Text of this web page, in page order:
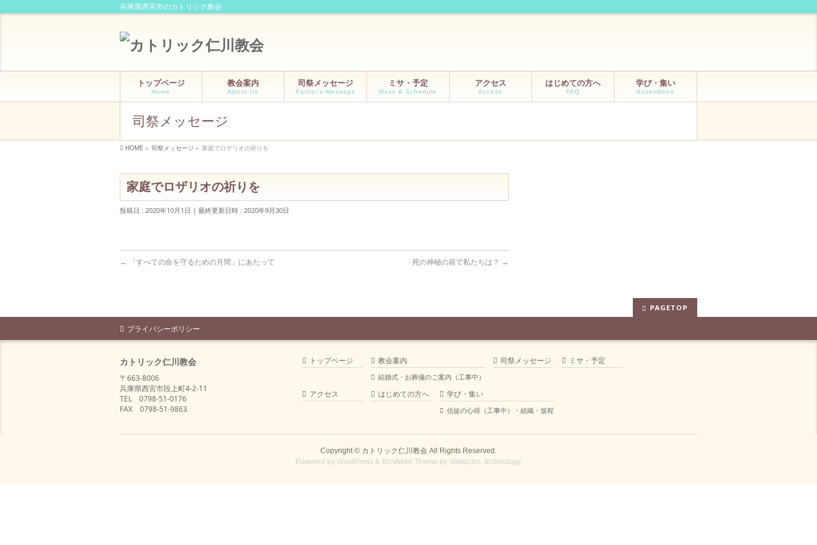
兵庫県西宮市のカトリック教会
トップページ
Home
教会案内
About Us
司祭メッセージ
Father’s Message
ミサ・予定
Mass & Schedule
アクセス
Access
はじめての方へ
FAQ
学び・集い
Assemblies
司祭メッセージ
HOME » 司祭メッセージ » 家庭でロザリオの祈りを
家庭でロザリオの祈りを
投稿日 : 2020年10月1日 最終更新日時 : 2020年9月30日
← 「すべての命を守るための月間」にあたって 死の神秘の前で私たちは？ →
PAGETOP
プライバシーポリシー
カトリック仁川教会
〒663-8006
兵庫県西宮市段上町4-2-11
TEL 0798-51-0176
FAX 0798-51-9863
トップページ 教会案内
結婚式・お葬儀のご案内（工事中）
司祭メッセージ ミサ・予定
アクセス はじめての方へ 学び・集い
信徒の心得（工事中）・組織・規程
Copyright © カトリック仁川教会 All Rights Reserved.
Powered by WordPress & BizVektor Theme by Vektor,Inc. technology.